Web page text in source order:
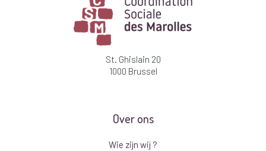
St. Ghislain 20
1000 Brussel
Over ons
Wie zijn wij ?